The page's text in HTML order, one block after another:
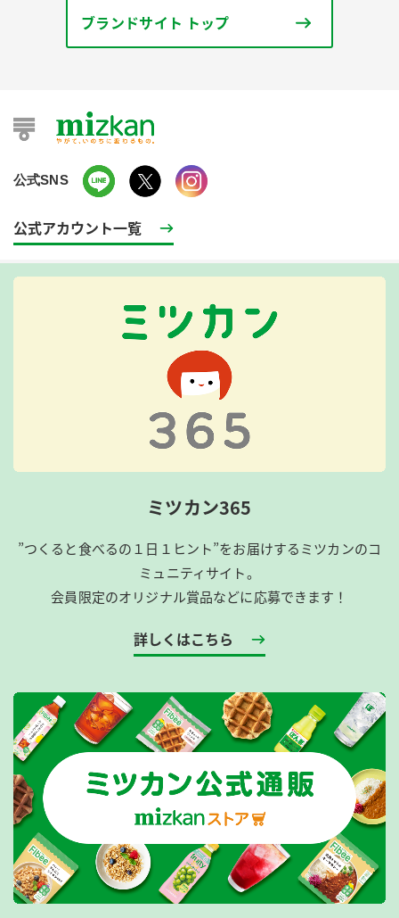
ブランドサイト トップ
公式SNS
公式アカウント一覧
ミツカン365
”つくると食べるの１日１ヒント”をお届けするミツカンのコ
ミュニティサイト。
会員限定のオリジナル賞品などに応募できます！
詳しくはこちら